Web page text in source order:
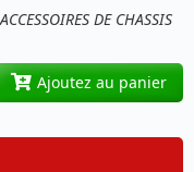
DE CHASSIS
Ajoutez au panier